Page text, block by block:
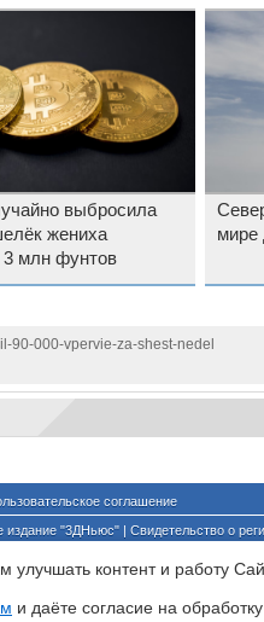
выбросила
жениха
млн фунтов
мире
90-000-vpervie-za-shest-nedel
соглашение
издание "3ДНьюс" | Свидетельство о
автора обязательна. Полное
контент и работу
и даёте согласие на